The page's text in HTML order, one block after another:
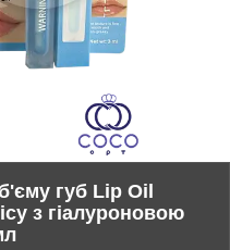
губ Lip Oil
з гіалуроновою